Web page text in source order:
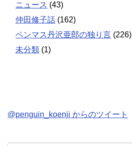
ニュース (43)
仲田修子話 (162)
ペンマス丹沢亜郎の独り言 (226)
未分類 (1)
@penguin_koenji からのツイート